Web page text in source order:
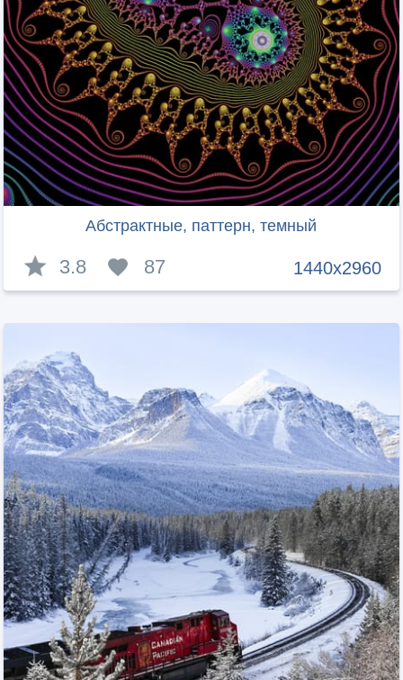
Абстрактные, паттерн, темный
1440x2960
3.8 87